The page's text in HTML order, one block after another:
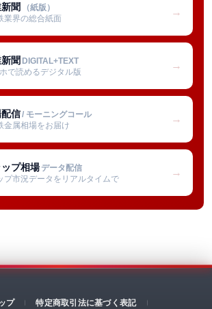
聞 （紙版）
業界の総合紙面
→
聞 DIGITAL+TEXT
で読めるデジタル版
→
信/ モーニングコール
金属相場をお届け
→
プ相場 データ配信
プ市況データをリアルタイムで
→
プ 特定商取引法に基づく表記